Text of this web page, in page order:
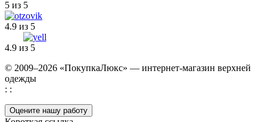
5 из 5
4.9 из 5
4.9 из 5
© 2009–2026 «ПокупкаЛюкс» — интернет-магазин верхней
одежды
: :
Оцените нашу работу